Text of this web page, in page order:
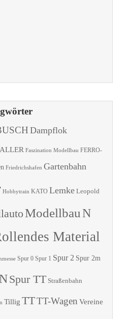
Dampflok
Faszination Modellbau FERRO-
Friedrichshafen Gartenbahn
Hobbytrain KATO Lemke Leopold
ModellbauN
Material
Spur 0 Spur 1 Spur 2 Spur 2m
Spur TT Straßenbahn
Tillig TTTT-Wagen Vereine